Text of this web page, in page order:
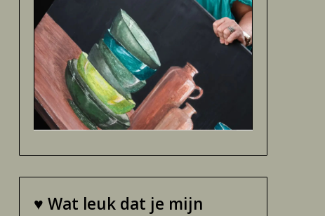
♥ Wat leuk dat je mijn